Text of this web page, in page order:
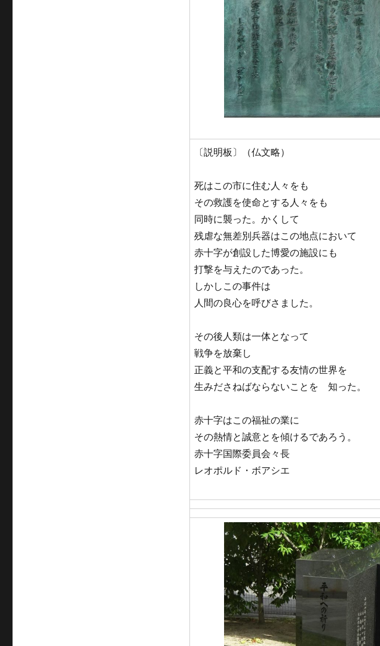
〔説明板〕（仏文略）
死はこの市に住む人々をも
その救護を使命とする人々をも
同時に襲った。かくして
残虐な無差別兵器はこの地点において
赤十字が創設した博愛の施設にも
打撃を与えたのであった。
しかしこの事件は
人間の良心を呼びさました。
その後人類は一体となって
戦争を放棄し
正義と平和の支配する友情の世界を
生みださねばならないことを 知った。
赤十字はこの福祉の業に
その熱情と誠意とを傾けるであろう。
赤十字国際委員会々長
レオポルド・ボアシエ